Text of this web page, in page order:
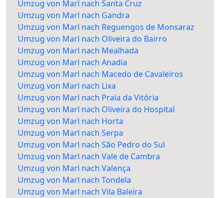
Umzug von Marl nach Santa Cruz
Umzug von Marl nach Gandra
Umzug von Marl nach Reguengos de Monsaraz
Umzug von Marl nach Oliveira do Bairro
Umzug von Marl nach Mealhada
Umzug von Marl nach Anadia
Umzug von Marl nach Macedo de Cavaleiros
Umzug von Marl nach Lixa
Umzug von Marl nach Praia da Vitória
Umzug von Marl nach Oliveira do Hospital
Umzug von Marl nach Horta
Umzug von Marl nach Serpa
Umzug von Marl nach São Pedro do Sul
Umzug von Marl nach Vale de Cambra
Umzug von Marl nach Valença
Umzug von Marl nach Tondela
Umzug von Marl nach Vila Baleira